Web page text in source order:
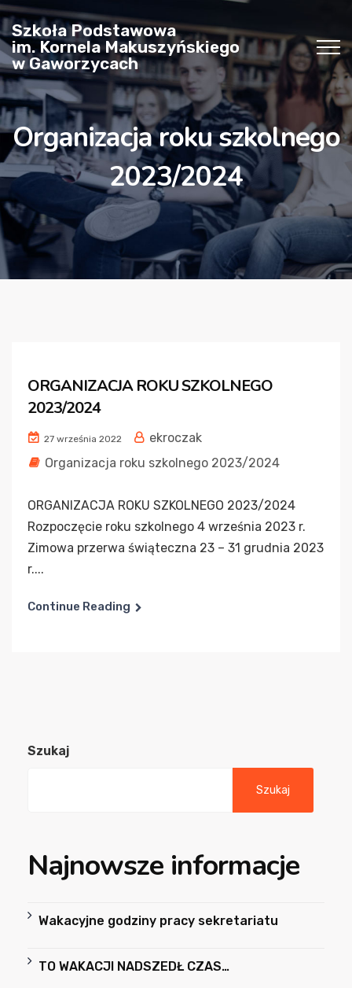
Szkoła Podstawowa
im. Kornela Makuszyńskiego
w Gaworzycach
Organizacja roku szkolnego
2023/2024
ORGANIZACJA ROKU SZKOLNEGO
2023/2024
27 września 2022
ekroczak
Organizacja roku szkolnego 2023/2024
ORGANIZACJA ROKU SZKOLNEGO 2023/2024
Rozpoczęcie roku szkolnego 4 września 2023 r.
Zimowa przerwa świąteczna 23 – 31 grudnia 2023
r....
Continue Reading
Szukaj
Szukaj
Najnowsze informacje
Wakacyjne godziny pracy sekretariatu
TO WAKACJI NADSZEDŁ CZAS…